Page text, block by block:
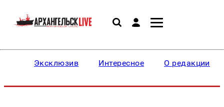
Эксклюзив Интересное О редакции